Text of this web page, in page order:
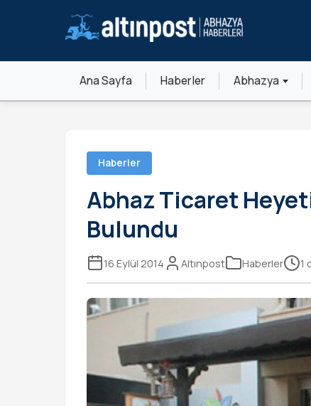
Ana Sayfa Haberler Abhazya
Haberler
Abhaz Ticaret
Bulundu
16 Eylül 2014 Altınpost Haberler 1